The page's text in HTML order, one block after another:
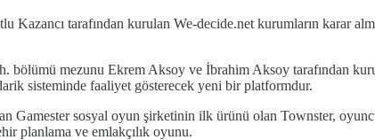
tarafından kurulan We-decide.net kurumların karar
mezunu Ekrem Aksoy ve İbrahim Aksoy tarafından
sisteminde faaliyet gösterecek yeni bir platformdur.
Gamester sosyal oyun şirketinin ilk ürünü olan Townster,
planlama ve emlakçılık oyunu.